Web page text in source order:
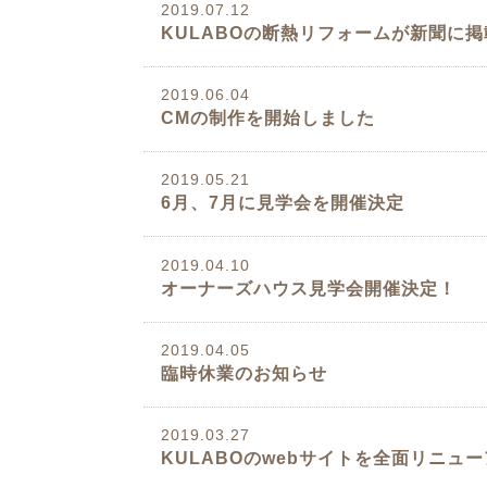
2019.07.12
KULABOの断熱リフォームが新聞に掲
2019.06.04
CMの制作を開始しました
2019.05.21
6月、7月に見学会を開催決定
2019.04.10
オーナーズハウス見学会開催決定！
2019.04.05
臨時休業のお知らせ
2019.03.27
KULABOのwebサイトを全面リニュー